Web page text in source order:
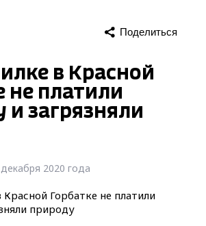
Поделиться
в Красной
не платили
и загрязняли
2020 года